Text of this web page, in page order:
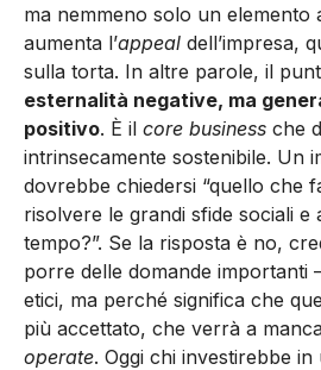
ma nemmeno solo un elemento
aumenta l’appeal dell’impresa,
sulla torta. In altre parole, il
esternalità negative, ma
positivo. È il core business che
intrinsecamente sostenibile. Un
dovrebbe chiedersi “quello che
risolvere le grandi sfide sociali e
tempo?”. Se la risposta è no,
porre delle domande importanti
etici, ma perché significa che
più accettato, che verrà a
operate. Oggi chi investirebbe